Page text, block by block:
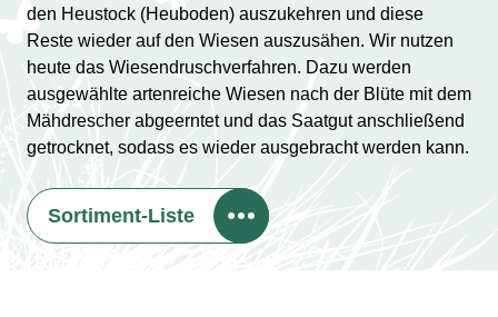
den Heustock (Heuboden) auszukehren und diese
Reste wieder auf den Wiesen auszusähen. Wir nutzen
heute das Wiesendruschverfahren. Dazu werden
ausgewählte artenreiche Wiesen nach der Blüte mit dem
Mähdrescher abgeerntet und das Saatgut anschließend
getrocknet, sodass es wieder ausgebracht werden kann.
Sortiment-Liste